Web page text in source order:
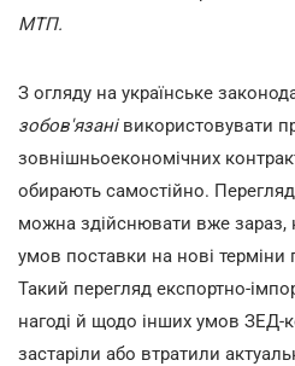
МТП.
З огляду на українське
зобов'язані використовувати
зовнішньоекономічних
обирають самостійно.
можна здійснювати вже зараз,
умов поставки на нові терміни
Такий перегляд експортно-
нагоді й щодо інших умов ЗЕД-
застаріли або втратили